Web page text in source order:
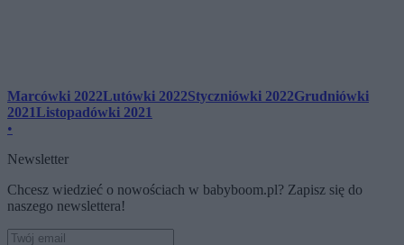
Marcówki 2022Lutówki 2022Styczniówki 2022Grudniówki
2021Listopadówki 2021
•
Newsletter
Chcesz wiedzieć o nowościach w babyboom.pl? Zapisz się do
naszego newslettera!